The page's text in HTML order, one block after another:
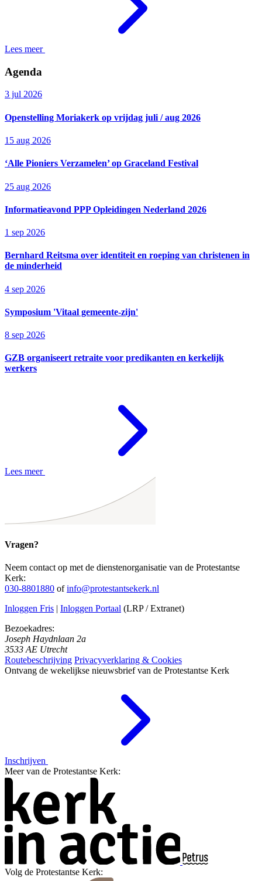
Lees meer
Agenda
3 jul 2026
Openstelling Moriakerk op vrijdag juli / aug 2026
15 aug 2026
‘Alle Pioniers Verzamelen’ op Graceland Festival
25 aug 2026
Informatieavond PPP Opleidingen Nederland 2026
1 sep 2026
Bernhard Reitsma over identiteit en roeping van christenen in
de minderheid
4 sep 2026
Symposium 'Vitaal gemeente-zijn'
8 sep 2026
GZB organiseert retraite voor predikanten en kerkelijk
werkers
Lees meer
Vragen?
Neem contact op met de dienstenorganisatie van de Protestantse
Kerk:
030-8801880 ofinfo@protestantsekerk.nl
Inloggen Fris | Inloggen Portaal (LRP / Extranet)
Bezoekadres:
Joseph Haydnlaan 2a
3533 AE Utrecht
Routebeschrijving Privacyverklaring & Cookies
Ontvang de wekelijkse nieuwsbrief van de Protestantse Kerk
Inschrijven
Meer van de Protestantse Kerk:
Volg de Protestantse Kerk: